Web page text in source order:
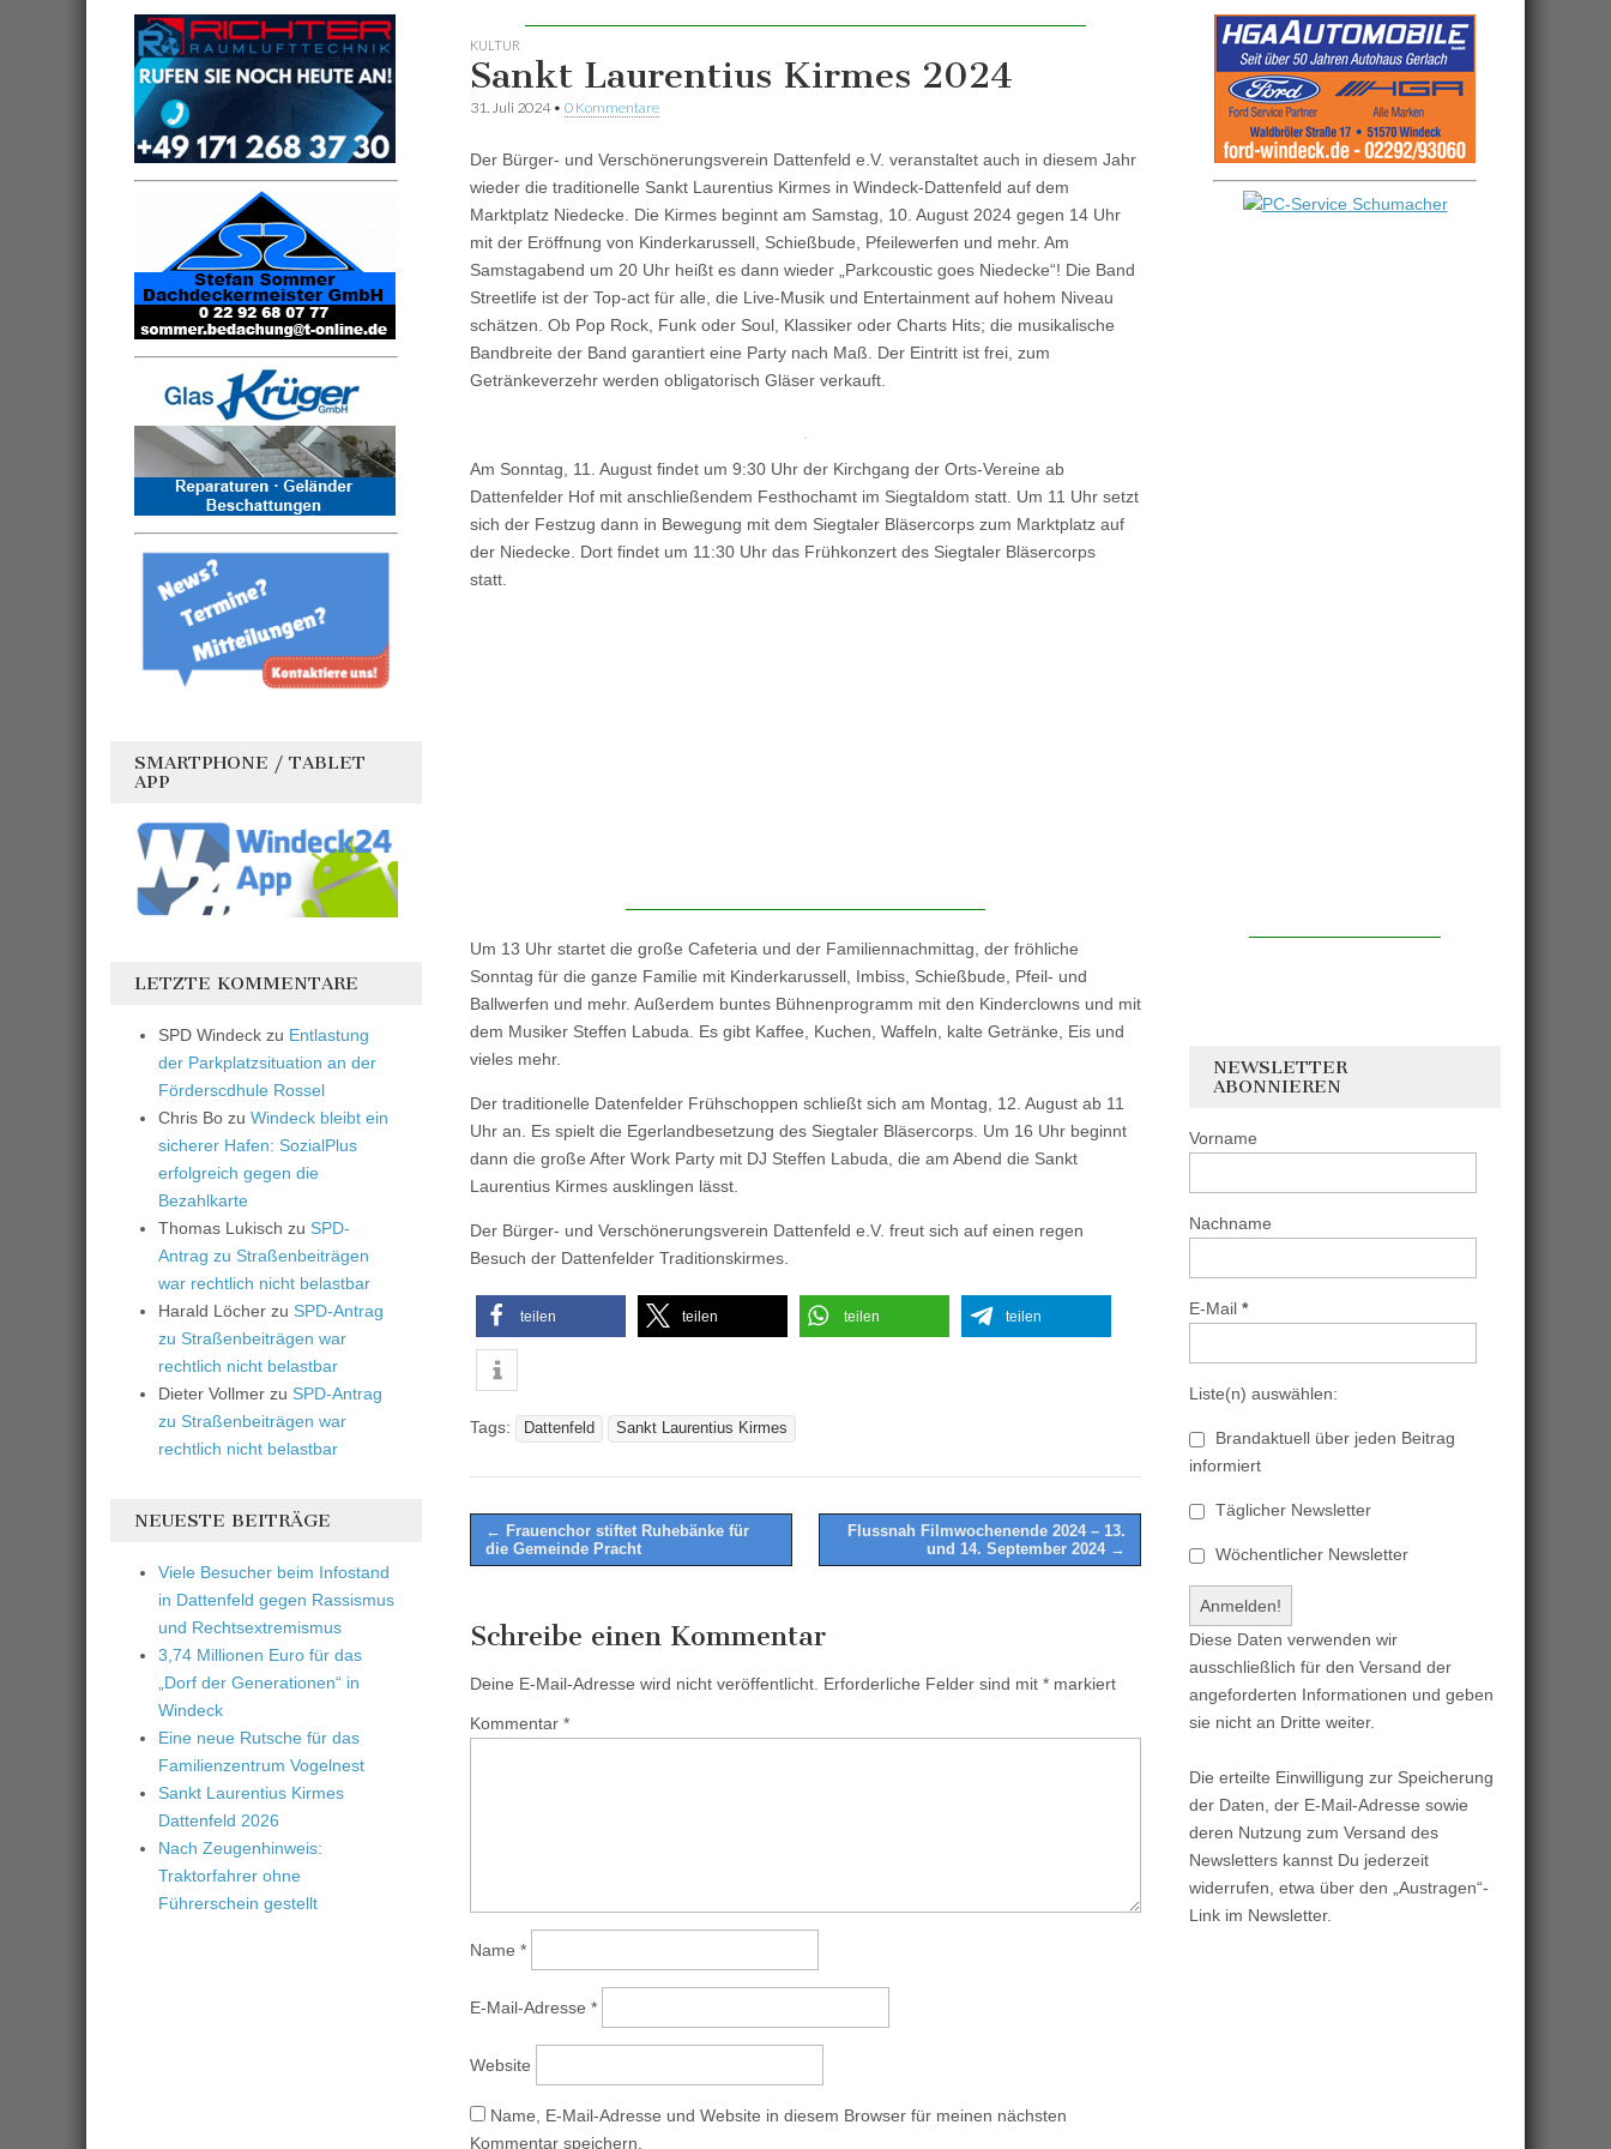
KULTUR
Sankt Laurentius Kirmes 2024
31. Juli 2024• 0 Kommentare
Der Bürger- und Verschönerungsverein Dattenfeld e.V. veranstaltet auch in diesem Jahr
wieder die traditionelle Sankt Laurentius Kirmes in Windeck-Dattenfeld auf dem
Marktplatz Niedecke. Die Kirmes beginnt am Samstag, 10. August 2024 gegen 14 Uhr
mit der Eröffnung von Kinderkarussell, Schießbude, Pfeilewerfen und mehr. Am
Samstagabend um 20 Uhr heißt es dann wieder „Parkcoustic goes Niedecke“! Die Band
Streetlife ist der Top-act für alle, die Live-Musik und Entertainment auf hohem Niveau
schätzen. Ob Pop Rock, Funk oder Soul, Klassiker oder Charts Hits; die musikalische
Bandbreite der Band garantiert eine Party nach Maß. Der Eintritt ist frei, zum
Getränkeverzehr werden obligatorisch Gläser verkauft.
Am Sonntag, 11. August findet um 9:30 Uhr der Kirchgang der Orts-Vereine ab
Dattenfelder Hof mit anschließendem Festhochamt im Siegtaldom statt. Um 11 Uhr setzt
sich der Festzug dann in Bewegung mit dem Siegtaler Bläsercorps zum Marktplatz auf
der Niedecke. Dort findet um 11:30 Uhr das Frühkonzert des Siegtaler Bläsercorps
statt.
Um 13 Uhr startet die große Cafeteria und der Familiennachmittag, der fröhliche
Sonntag für die ganze Familie mit Kinderkarussell, Imbiss, Schießbude, Pfeil- und
Ballwerfen und mehr. Außerdem buntes Bühnenprogramm mit den Kinderclowns und mit
dem Musiker Steffen Labuda. Es gibt Kaffee, Kuchen, Waffeln, kalte Getränke, Eis und
vieles mehr.
Der traditionelle Datenfelder Frühschoppen schließt sich am Montag, 12. August ab 11
Uhr an. Es spielt die Egerlandbesetzung des Siegtaler Bläsercorps. Um 16 Uhr beginnt
dann die große After Work Party mit DJ Steffen Labuda, die am Abend die Sankt
Laurentius Kirmes ausklingen lässt.
Der Bürger- und Verschönerungsverein Dattenfeld e.V. freut sich auf einen regen
Besuch der Dattenfelder Traditionskirmes.
teilen teilen teilen teilen
Tags: Dattenfeld Sankt Laurentius Kirmes
Post
navigation
← Frauenchor stiftet Ruhebänke für
die Gemeinde Pracht
Flussnah Filmwochenende 2024 – 13.
und 14. September 2024 →
Schreibe einen Kommentar
Deine E-Mail-Adresse wird nicht veröffentlicht. Erforderliche Felder sind mit * markiert
Kommentar *
Name *
E-Mail-Adresse *
Website
Name, E-Mail-Adresse und Website in diesem Browser für meinen nächsten
Kommentar speichern.
SMARTPHONE / TABLET
APP
LETZTE KOMMENTARE
SPD Windeck zu Entlastung
der Parkplatzsituation an der
Förderscdhule Rossel
Chris Bo zu Windeck bleibt ein
sicherer Hafen: SozialPlus
erfolgreich gegen die
Bezahlkarte
Thomas Lukisch zu SPD-
Antrag zu Straßenbeiträgen
war rechtlich nicht belastbar
Harald Löcher zu SPD-Antrag
zu Straßenbeiträgen war
rechtlich nicht belastbar
Dieter Vollmer zu SPD-Antrag
zu Straßenbeiträgen war
rechtlich nicht belastbar
NEUESTE BEITRÄGE
Viele Besucher beim Infostand
in Dattenfeld gegen Rassismus
und Rechtsextremismus
3,74 Millionen Euro für das
„Dorf der Generationen“ in
Windeck
Eine neue Rutsche für das
Familienzentrum Vogelnest
Sankt Laurentius Kirmes
Dattenfeld 2026
Nach Zeugenhinweis:
Traktorfahrer ohne
Führerschein gestellt
NEWSLETTER
ABONNIEREN
Vorname
Nachname
E-Mail *
Liste(n) auswählen:
Brandaktuell über jeden Beitrag
informiert
Täglicher Newsletter
Wöchentlicher Newsletter
Diese Daten verwenden wir
ausschließlich für den Versand der
angeforderten Informationen und geben
sie nicht an Dritte weiter.
Die erteilte Einwilligung zur Speicherung
der Daten, der E-Mail-Adresse sowie
deren Nutzung zum Versand des
Newsletters kannst Du jederzeit
widerrufen, etwa über den „Austragen“-
Link im Newsletter.